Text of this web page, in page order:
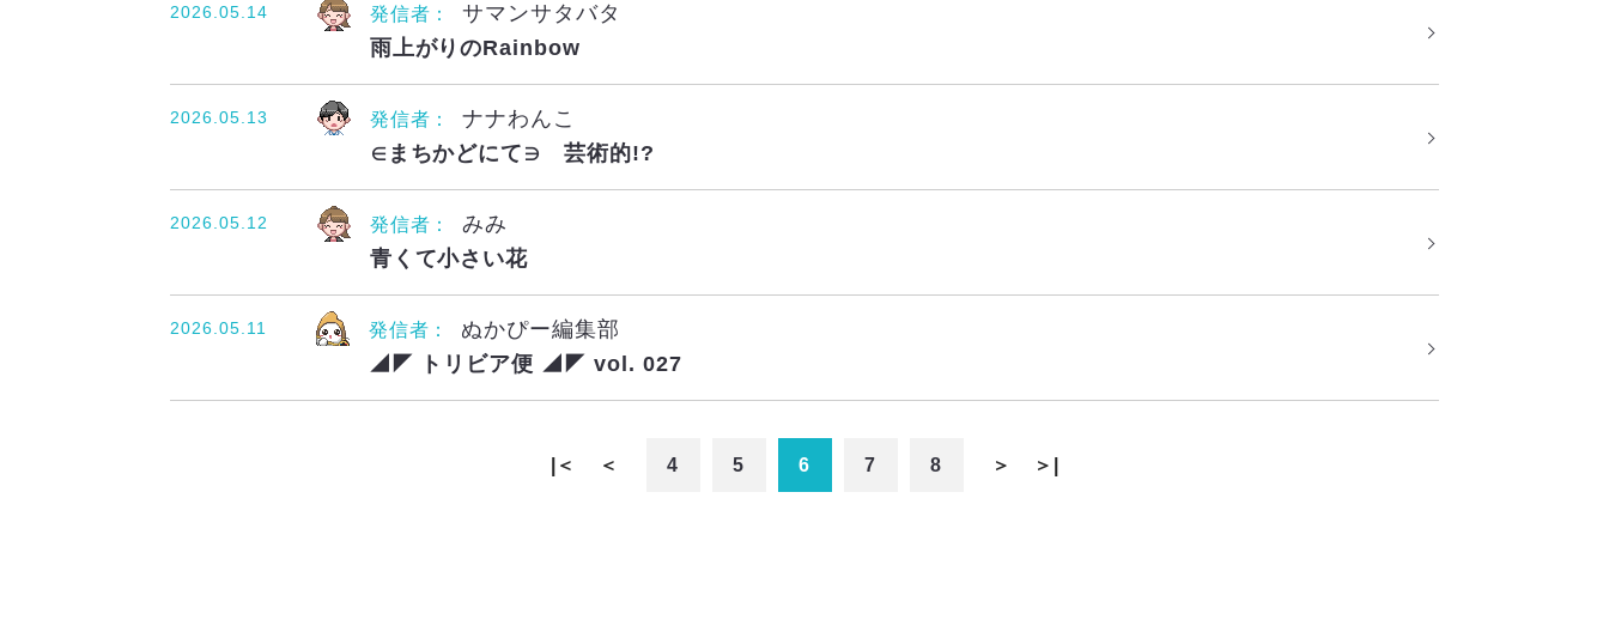
2026.05.14 発信者：
サマンサタバタ
雨上がりのRainbow
2026.05.13 発信者：
ナナわんこ
∈まちかどにて∋ 芸術的!?
2026.05.12 発信者：
みみ
青くて小さい花
2026.05.11 発信者：
ぬかぴー編集部
◢◤ トリビア便 ◢◤ vol. 027
|＜ ＜ 4 5 6 7 8 ＞ ＞|